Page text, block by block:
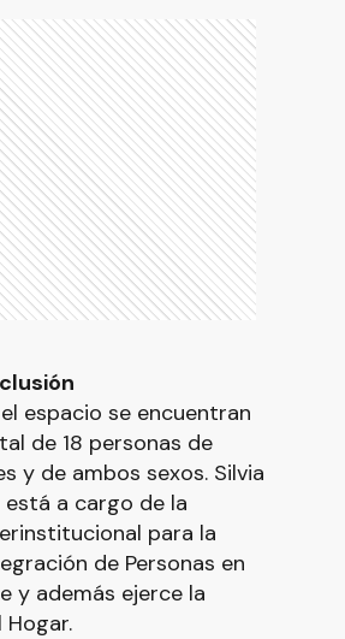
espacio se encuentran
de 18 personas de
y de ambos sexos. Silvia
a cargo de la
para la
de Personas en
y además ejerce la